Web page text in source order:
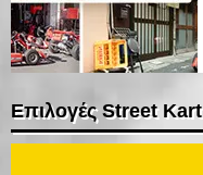
Επιλογές Street Kart